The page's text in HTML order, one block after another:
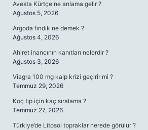
Avesta Kürtçe ne anlama gelir ?
Ağustos 5, 2026
Argoda fındık ne demek ?
Ağustos 4, 2026
Ahiret inancının kanıtları nelerdir ?
Ağustos 3, 2026
Viagra 100 mg kalp krizi geçirir mi ?
Temmuz 29, 2026
Koç tıp için kaç sıralama ?
Temmuz 27, 2026
Türkiye’de Litosol topraklar nerede görülür ?